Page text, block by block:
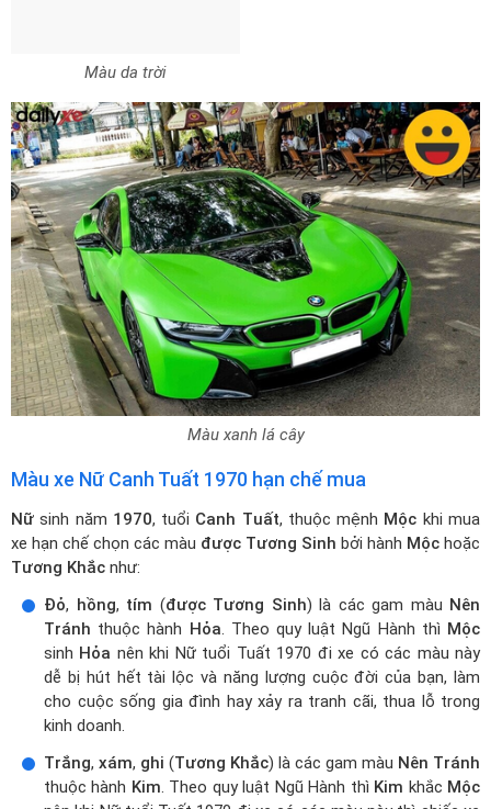
Màu da trời
Màu xanh lá cây
Màu xe Nữ Canh Tuất 1970 hạn chế mua
Nữ sinh năm 1970, tuổi Canh Tuất, thuộc mệnh Mộc khi mua
xe hạn chế chọn các màu được Tương Sinh bởi hành Mộc hoặc
Tương Khắc như:
Đỏ, hồng, tím (được Tương Sinh) là các gam màu Nên
Tránh thuộc hành Hỏa. Theo quy luật Ngũ Hành thì Mộc
sinh Hỏa nên khi Nữ tuổi Tuất 1970 đi xe có các màu này
dễ bị hút hết tài lộc và năng lượng cuộc đời của bạn, làm
cho cuộc sống gia đình hay xảy ra tranh cãi, thua lỗ trong
kinh doanh.
Trắng, xám, ghi (Tương Khắc) là các gam màu Nên Tránh
thuộc hành Kim. Theo quy luật Ngũ Hành thì Kim khắc Mộc